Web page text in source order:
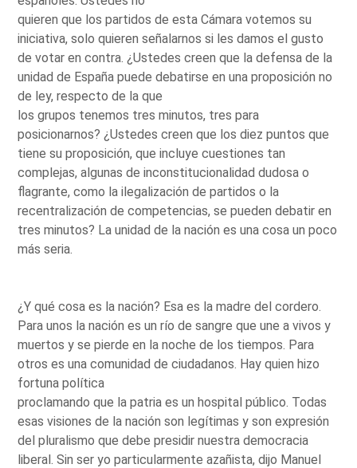
quieren que los partidos de esta Cámara votemos su
iniciativa, solo quieren señalarnos si les damos el gusto
de votar en contra. ¿Ustedes creen que la defensa de la
unidad de España puede debatirse en una proposición no
de ley, respecto de la que
los grupos tenemos tres minutos, tres para
posicionarnos? ¿Ustedes creen que los diez puntos que
tiene su proposición, que incluye cuestiones tan
complejas, algunas de inconstitucionalidad dudosa o
flagrante, como la ilegalización de partidos o la
recentralización de competencias, se pueden debatir en
tres minutos? La unidad de la nación es una cosa un poco
más seria.
¿Y qué cosa es la nación? Esa es la madre del cordero.
Para unos la nación es un río de sangre que une a vivos y
muertos y se pierde en la noche de los tiempos. Para
otros es una comunidad de ciudadanos. Hay quien hizo
fortuna política
proclamando que la patria es un hospital público. Todas
esas visiones de la nación son legítimas y son expresión
del pluralismo que debe presidir nuestra democracia
liberal. Sin ser yo particularmente azañista, dijo Manuel